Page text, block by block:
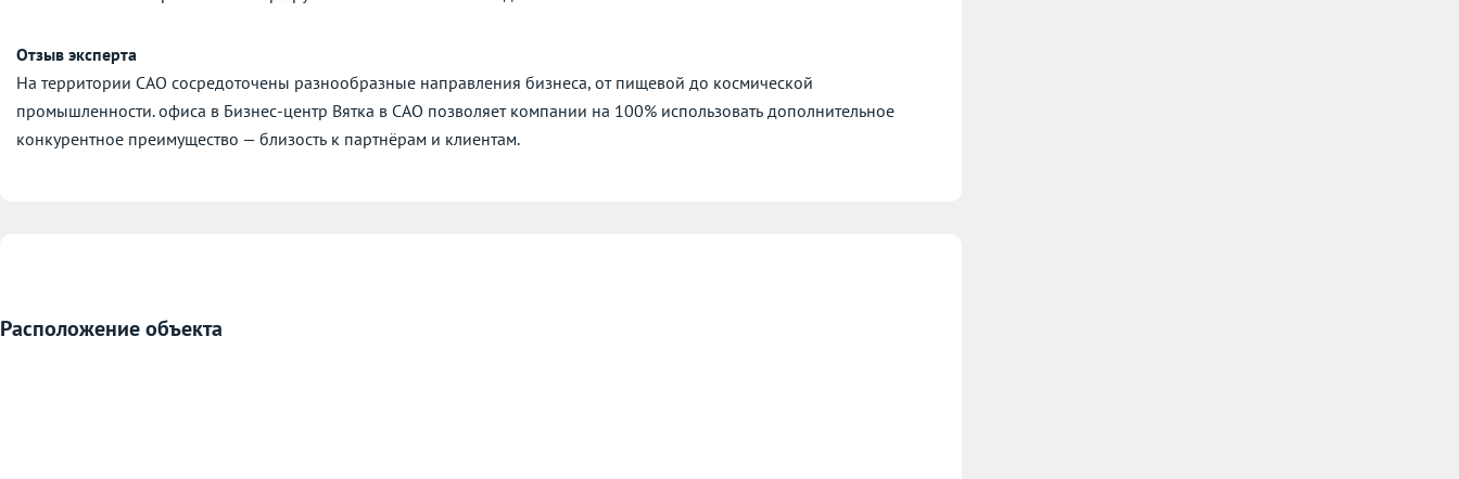
Отзыв эксперта
На территории САО сосредоточены разнообразные направления бизнеса, от пищевой до космической
промышленности. офиса в Бизнес-центр Вятка в САО позволяет компании на 100% использовать дополнительное
конкурентное преимущество — близость к партнёрам и клиентам.
Расположение объекта